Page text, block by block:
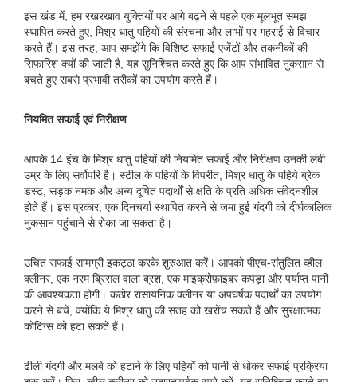
इस खंड में, हम रखरखाव युक्तियों पर आगे बढ़ने से पहले एक मूलभूत समझ
स्थापित करते हुए, मिश्र धातु पहियों की संरचना और लाभों पर गहराई से विचार
करते हैं। इस तरह, आप समझेंगे कि विशिष्ट सफाई एजेंटों और तकनीकों की
सिफारिश क्यों की जाती है, यह सुनिश्चित करते हुए कि आप संभावित नुकसान से
बचते हुए सबसे प्रभावी तरीकों का उपयोग करते हैं।
नियमित सफाई एवं निरीक्षण
आपके 14 इंच के मिश्र धातु पहियों की नियमित सफाई और निरीक्षण उनकी लंबी
उम्र के लिए सर्वोपरि है। स्टील के पहियों के विपरीत, मिश्र धातु के पहिये ब्रेक
डस्ट, सड़क नमक और अन्य दूषित पदार्थों से क्षति के प्रति अधिक संवेदनशील
होते हैं। इस प्रकार, एक दिनचर्या स्थापित करने से जमा हुई गंदगी को दीर्घकालिक
नुकसान पहुंचाने से रोका जा सकता है।
उचित सफाई सामग्री इकट्ठा करके शुरुआत करें। आपको पीएच-संतुलित व्हील
क्लीनर, एक नरम ब्रिसल वाला ब्रश, एक माइक्रोफ़ाइबर कपड़ा और पर्याप्त पानी
की आवश्यकता होगी। कठोर रासायनिक क्लीनर या अपघर्षक पदार्थों का उपयोग
करने से बचें, क्योंकि ये मिश्र धातु की सतह को खरोंच सकते हैं और सुरक्षात्मक
कोटिंग्स को हटा सकते हैं।
ढीली गंदगी और मलबे को हटाने के लिए पहियों को पानी से धोकर सफाई प्रक्रिया